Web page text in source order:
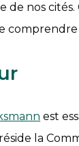
nos cités.
comprendre
est
la